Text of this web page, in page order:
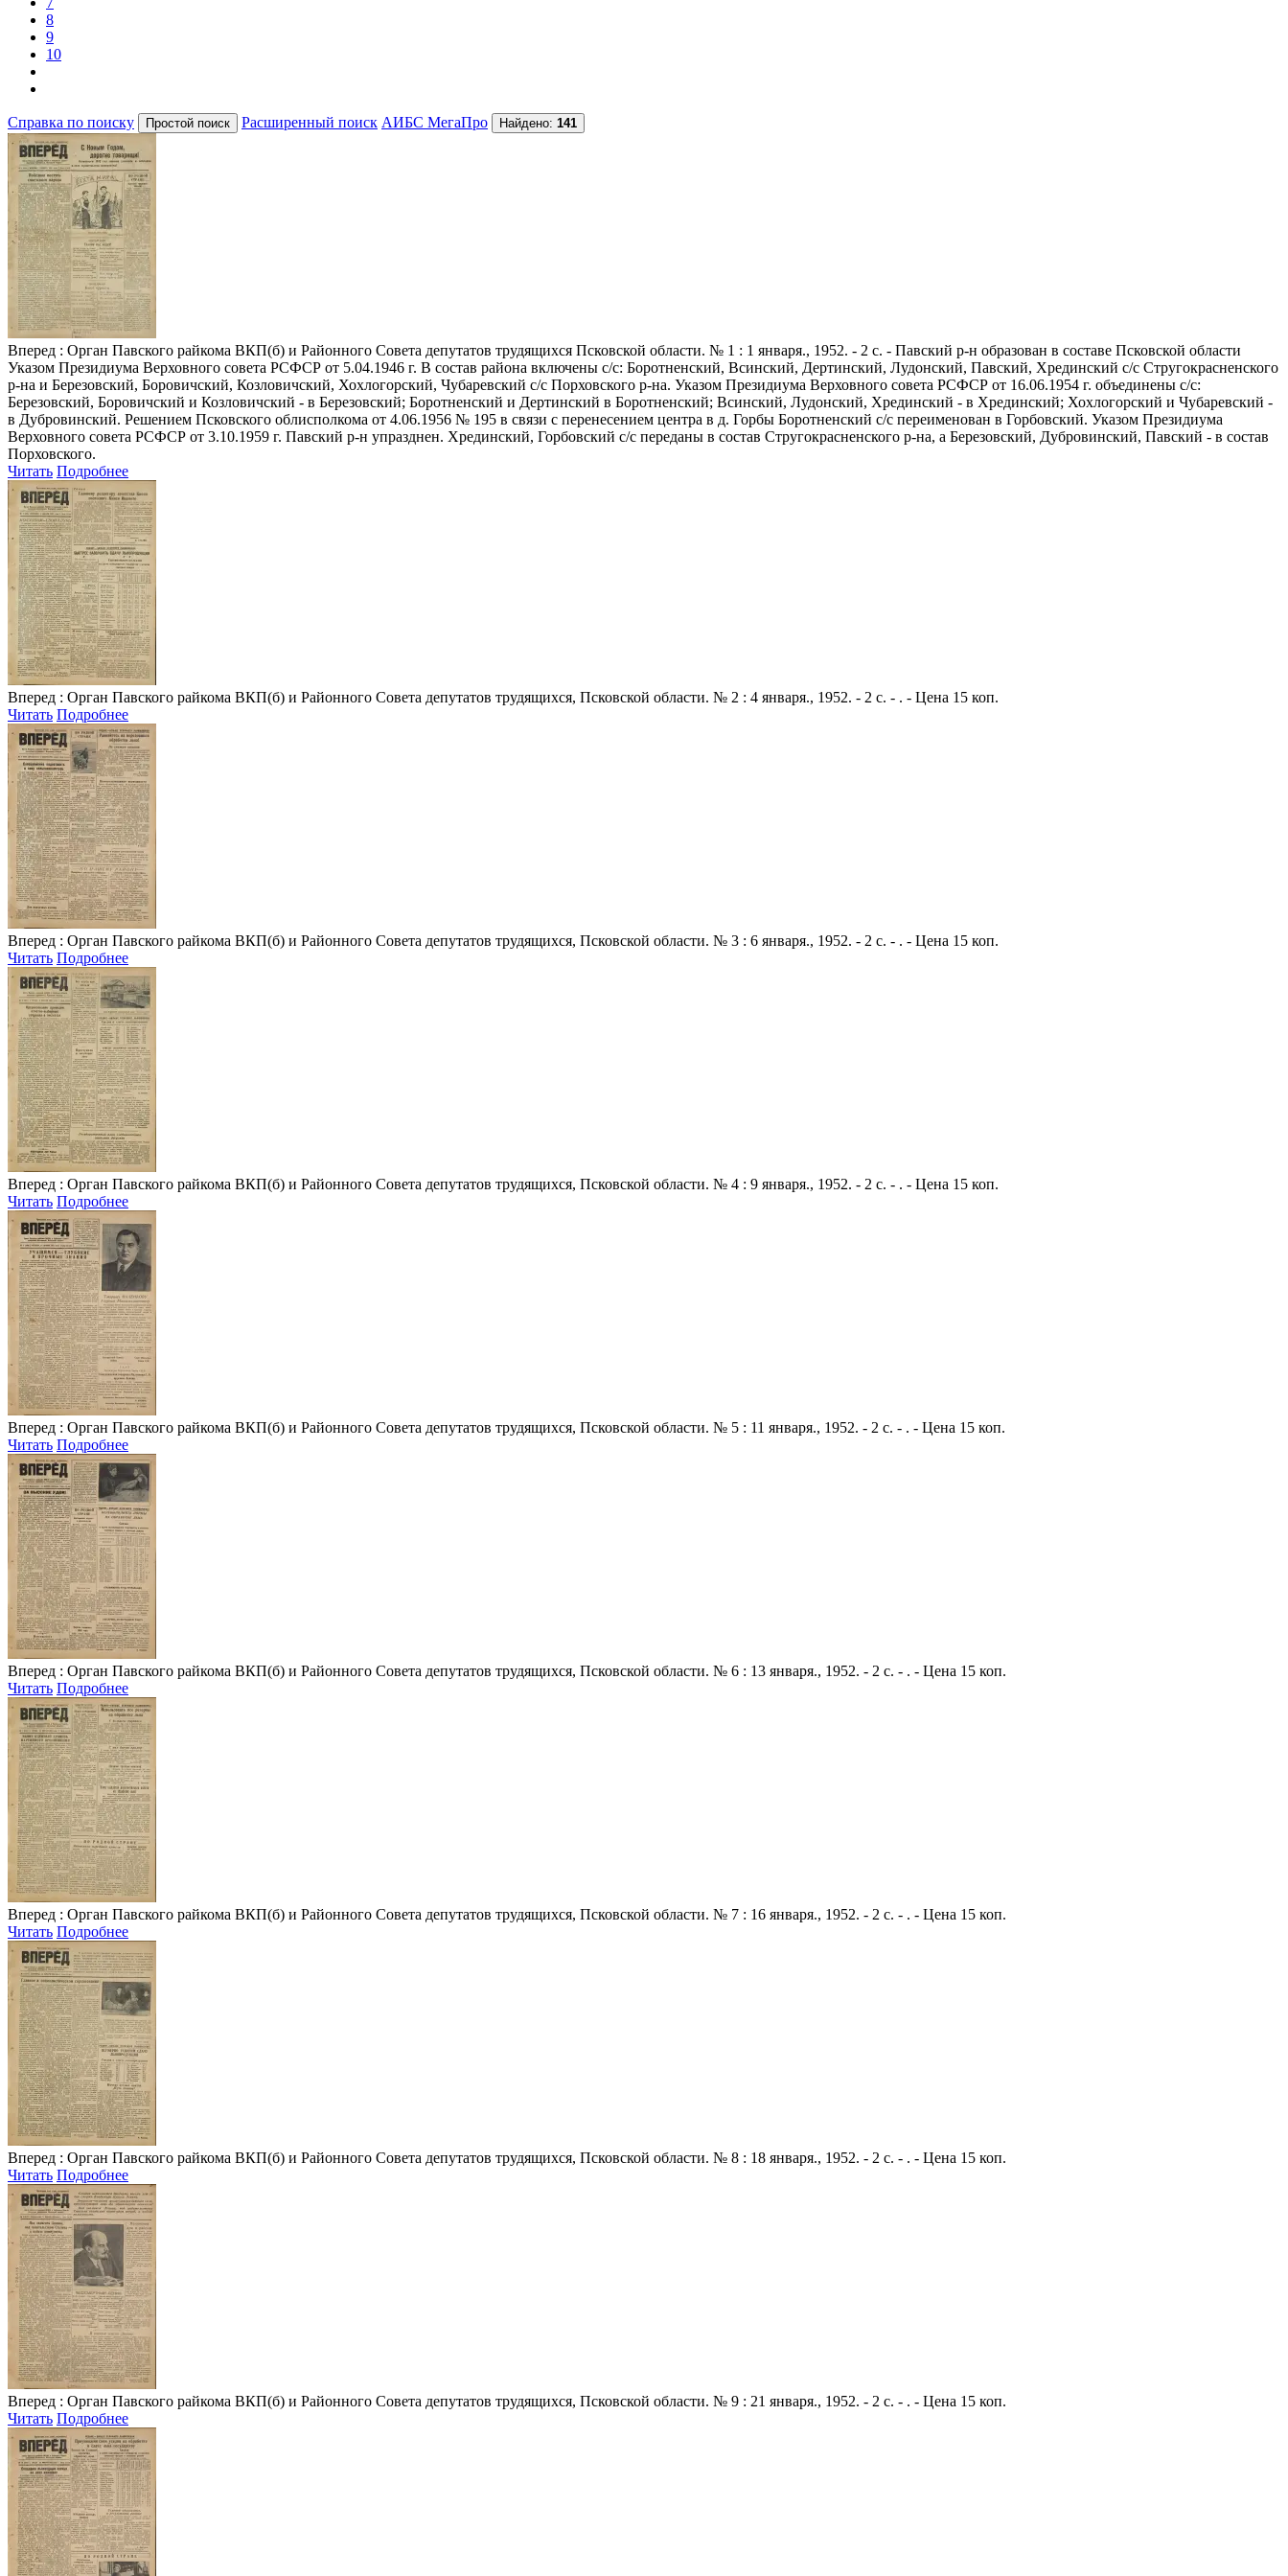
8
9
10
Справка по поиску Расширенный поиск АИБС МегаПро Найдено: 141
Вперед : Орган Павского райкома ВКП(б) и Районного Совета депутатов трудящихся Псковской области. № 1 : 1 января., 1952. - 2 с. - Павский р-н образован в составе Псковской области
Указом Президиума Верховного совета РСФСР от 5.04.1946 г. В состав района включены с/с: Боротненский, Всинский, Дертинский, Лудонский, Павский, Хрединский с/с Стругокрасненского
р-на и Березовский, Боровичский, Козловичский, Хохлогорский, Чубаревский с/с Порховского р-на. Указом Президиума Верховного совета РСФСР от 16.06.1954 г. объединены с/с:
Березовский, Боровичский и Козловичский - в Березовский; Боротненский и Дертинский в Боротненский; Всинский, Лудонский, Хрединский - в Хрединский; Хохлогорский и Чубаревский -
в Дубровинский. Решением Псковского облисполкома от 4.06.1956 № 195 в связи с перенесением центра в д. Горбы Боротненский с/с переименован в Горбовский. Указом Президиума
Верховного совета РСФСР от 3.10.1959 г. Павский р-н упразднен. Хрединский, Горбовский с/с переданы в состав Стругокрасненского р-на, а Березовский, Дубровинский, Павский - в состав
Порховского.
Читать Подробнее
Вперед : Орган Павского райкома ВКП(б) и Районного Совета депутатов трудящихся, Псковской области. № 2 : 4 января., 1952. - 2 с. - . - Цена 15 коп.
Читать Подробнее
Вперед : Орган Павского райкома ВКП(б) и Районного Совета депутатов трудящихся, Псковской области. № 3 : 6 января., 1952. - 2 с. - . - Цена 15 коп.
Читать Подробнее
Вперед : Орган Павского райкома ВКП(б) и Районного Совета депутатов трудящихся, Псковской области. № 4 : 9 января., 1952. - 2 с. - . - Цена 15 коп.
Читать Подробнее
Вперед : Орган Павского райкома ВКП(б) и Районного Совета депутатов трудящихся, Псковской области. № 5 : 11 января., 1952. - 2 с. - . - Цена 15 коп.
Читать Подробнее
Вперед : Орган Павского райкома ВКП(б) и Районного Совета депутатов трудящихся, Псковской области. № 6 : 13 января., 1952. - 2 с. - . - Цена 15 коп.
Читать Подробнее
Вперед : Орган Павского райкома ВКП(б) и Районного Совета депутатов трудящихся, Псковской области. № 7 : 16 января., 1952. - 2 с. - . - Цена 15 коп.
Читать Подробнее
Вперед : Орган Павского райкома ВКП(б) и Районного Совета депутатов трудящихся, Псковской области. № 8 : 18 января., 1952. - 2 с. - . - Цена 15 коп.
Читать Подробнее
Вперед : Орган Павского райкома ВКП(б) и Районного Совета депутатов трудящихся, Псковской области. № 9 : 21 января., 1952. - 2 с. - . - Цена 15 коп.
Читать Подробнее